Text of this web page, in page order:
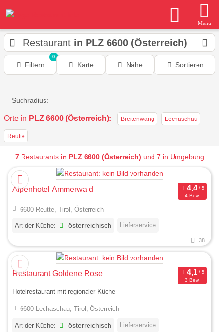
Menu
Restaurant in PLZ 6600 (Österreich)
Filtern
0
Karte Nähe Sortieren
Suchradius:
Orte in PLZ 6600 (Österreich): Breitenwang Lechaschau
Reutte
7Restaurants in PLZ 6600 (Österreich) und 7 in Umgebung
Alpenhotel Ammerwald
4 Bew.
6600 Reutte, Tirol, Österreich
Art der Küche: österreichisch Lieferservice
38
Restaurant Goldene Rose
3 Bew.
Hotelrestaurant mit regionaler Küche
6600 Lechaschau, Tirol, Österreich
Art der Küche: österreichisch Lieferservice